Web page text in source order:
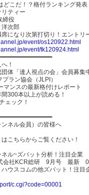
どこだ！？格付ランキング発表
リティー
締役
次郎
なり次第打切り！エントリ
event/os120922.html
event/tk120924.html
！
体「達人視点の会」会員募集
ラン協会（JLPI）
マンスの最新格付けレポート
300本以上が読める！
ェック！
ネル会員）の皆様へ
こちらからご覧ください！
ネル~ズバット分析！注目企業
会社KCR総研 9月号 最新
ウスコムの他ズバット！注目
c.cgi?code=00001